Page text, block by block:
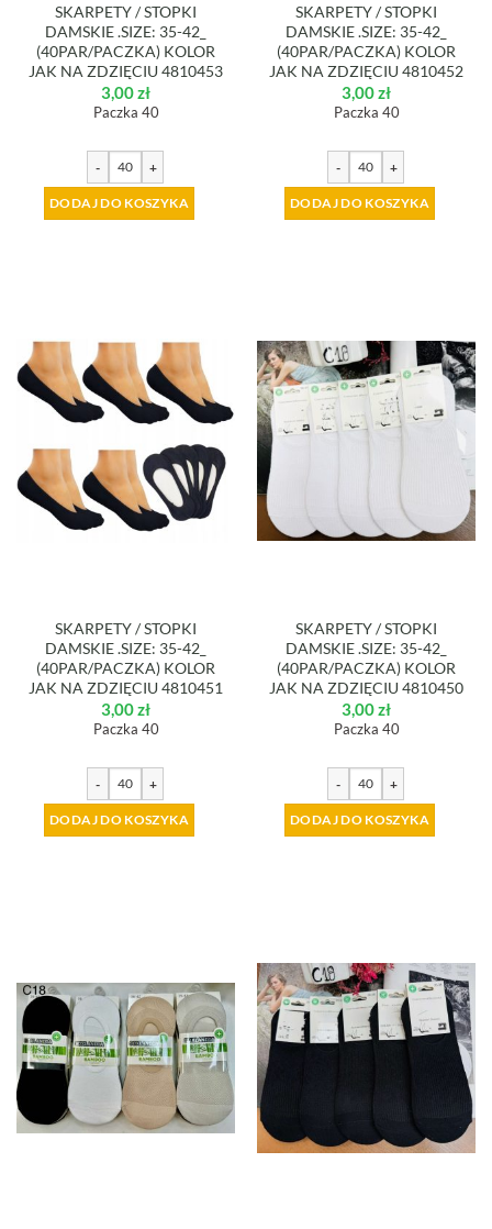
SKARPETY / STOPKI
DAMSKIE .SIZE: 35-42_
(40PAR/PACZKA) KOLOR
JAK NA ZDZIĘCIU 4810453
3,00zł
Paczka 40
- +
DODAJ DO KOSZYKA
SKARPETY / STOPKI
DAMSKIE .SIZE: 35-42_
(40PAR/PACZKA) KOLOR
JAK NA ZDZIĘCIU 4810452
3,00zł
Paczka 40
- +
DODAJ DO KOSZYKA
SKARPETY / STOPKI
DAMSKIE .SIZE: 35-42_
(40PAR/PACZKA) KOLOR
JAK NA ZDZIĘCIU 4810451
3,00zł
Paczka 40
- +
DODAJ DO KOSZYKA
SKARPETY / STOPKI
DAMSKIE .SIZE: 35-42_
(40PAR/PACZKA) KOLOR
JAK NA ZDZIĘCIU 4810450
3,00zł
Paczka 40
- +
DODAJ DO KOSZYKA